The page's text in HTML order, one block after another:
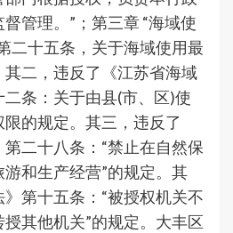
管理。”；第三章 “海域使
二十五条，关于海域使用最
二，违反了《江苏省海域
条：关于由县(市、区)使
的规定。其三，违反了
第二十八条：“禁止在自然保
和生产经营”的规定。其
第十五条：“被授权机关不
其他机关”的规定。大丰区